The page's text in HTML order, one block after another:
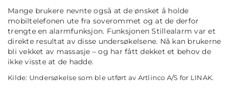
Mange brukere nevnte også at de ønsket å holde
mobiltelefonen ute fra soverommet og at de derfor
trengte en alarmfunksjon. Funksjonen Stillealarm var et
direkte resultat av disse undersøkelsene. Nå kan brukerne
bli vekket av massasje – og har fått dekket et behov de
ikke visste at de hadde.
Kilde: Undersøkelse som ble utført av Artlinco A/S for LINAK.